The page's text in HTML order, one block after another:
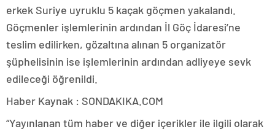
erkek Suriye uyruklu 5 kaçak göçmen yakalandı.
Göçmenler işlemlerinin ardından İl Göç İdaresi’ne
teslim edilirken, gözaltına alınan 5 organizatör
şüphelisinin ise işlemlerinin ardından adliyeye sevk
edileceği öğrenildi.
Haber Kaynak : SONDAKIKA.COM
“Yayınlanan tüm haber ve diğer içerikler ile ilgili olarak